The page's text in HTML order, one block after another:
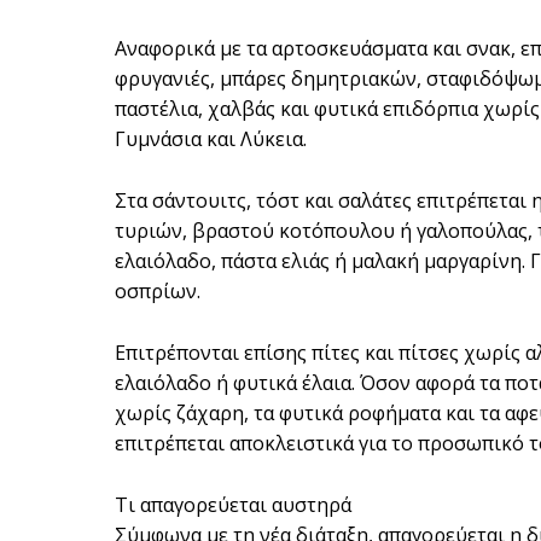
Αναφορικά με τα αρτοσκευάσματα και σνακ,
φρυγανιές, μπάρες δημητριακών,
παστέλια, χαλβάς και φυτικά επιδόρπια
Γυμνάσια και Λύκεια.
Στα σάντουιτς, τόστ και σαλάτες
τυριών, βραστού κοτόπουλου ή γαλοπούλας,
ελαιόλαδο, πάστα ελιάς ή μαλακή μαργαρίνη.
οσπρίων.
Επιτρέπονται επίσης πίτες και πίτσες
ελαιόλαδο ή φυτικά έλαια. Όσον αφορά τα
χωρίς ζάχαρη, τα φυτικά ροφήματα και τα
επιτρέπεται αποκλειστικά για το προσωπικό
Τι απαγορεύεται αυστηρά
Σύμφωνα με τη νέα διάταξη, απαγορεύεται η